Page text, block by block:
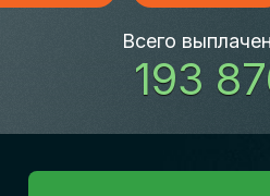
Всего
193